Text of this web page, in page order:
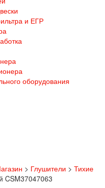
и ЕГР
оборудования
> Глушители > Тихие
CSM37047063